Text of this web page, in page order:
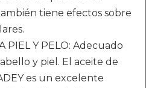
tiene efectos sobre
PIEL Y PELO: Adecuado
y piel. El aceite de
es un excelente